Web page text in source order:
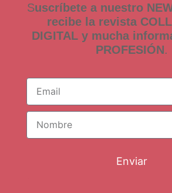
Suscríbete a nuestro
recibe la revista
DIGITAL y mucha
PROFESIÓN.
Enviar